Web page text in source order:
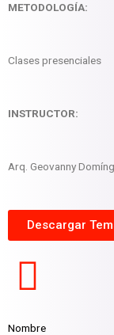
METODOLOGÍA:
Clases presenciales
INSTRUCTOR:
Arq. Geovanny
Descargar
Nombre